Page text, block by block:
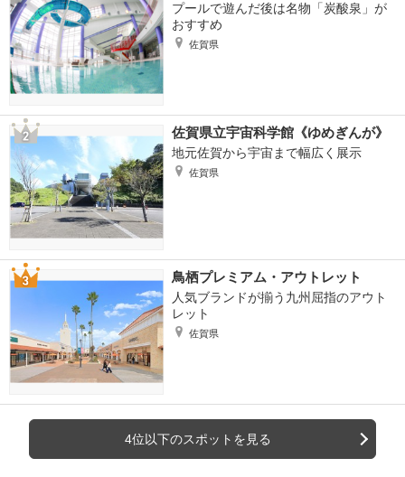
プールで遊んだ後は名物「炭酸泉」が
おすすめ
佐賀県
佐賀県立宇宙科学館《ゆめぎんが》
地元佐賀から宇宙まで幅広く展示
佐賀県
鳥栖プレミアム・アウトレット
人気ブランドが揃う九州屈指のアウト
レット
佐賀県
4位以下のスポットを見る